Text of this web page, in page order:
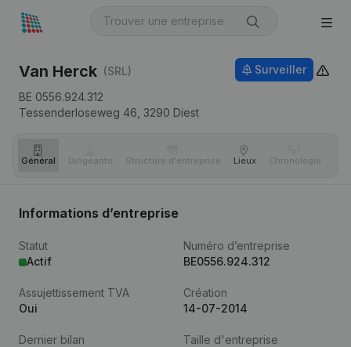
Van Herck (SRL)
BE 0556.924.312
Tessenderloseweg 46, 3290 Diest
Surveiller
Général Dirigeants Structure d'entreprise Lieux Chronologie
Informations d’entreprise
Statut
Actif
Numéro d’entreprise
BE0556.924.312
Assujettissement TVA
Oui
Création
14-07-2014
Dernier bilan
Taille d'entreprise